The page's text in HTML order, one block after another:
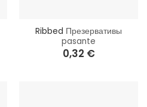
Ribbed Презервативы
pasante
0,32 €